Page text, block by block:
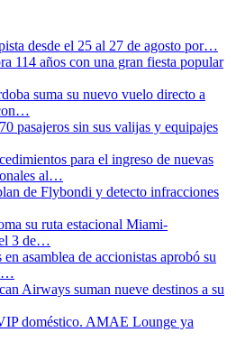
desde el 25 al 27 de agosto por…
114 años con una gran fiesta popular
suma su nuevo vuelo directo a
pasajeros sin sus valijas y equipajes
para el ingreso de nuevas
al…
de Flybondi y detecto infracciones
su ruta estacional Miami-
3 de…
asamblea de accionistas aprobó su
Airways suman nueve destinos a su
doméstico. AMAE Lounge ya